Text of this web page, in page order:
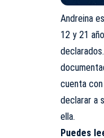
Andreina
12 y 21
cuenta
declarar a
ella.
Puedes